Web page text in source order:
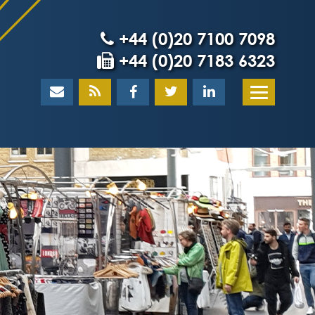
+44 (0)20 7100 7098
+44 (0)20 7183 6323
Home
About
What our
Our team